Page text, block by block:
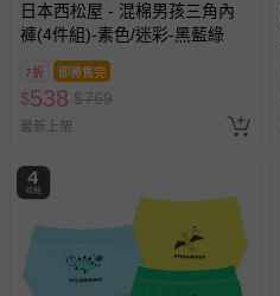
日本西松屋 - 混棉男孩三角內
褲(4件組)-素色/迷彩-黑藍綠
7折 即將售完
$538 $769
最新上架